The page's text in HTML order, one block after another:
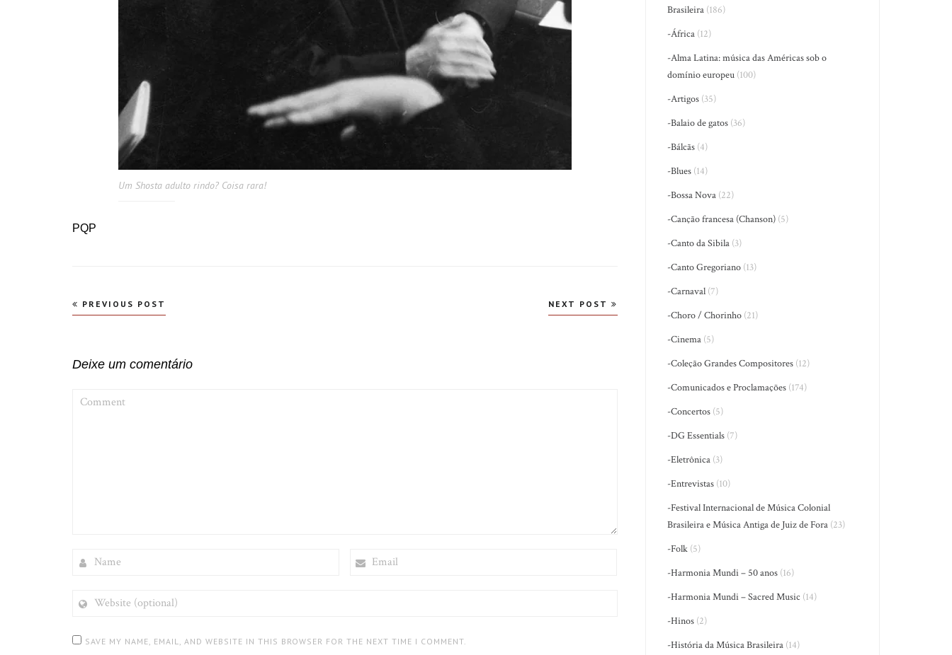
Um Shosta adulto rindo? Coisa rara!
PQP
Navegação
PREVIOUS POST NEXT POST
Deixe um comentário
(OPTIONAL)
SAVE MY NAME, EMAIL, AND WEBSITE IN THIS BROWSER FOR THE NEXT TIME I COMMENT.
Brasileira (186)
-África (12)
-Alma Latina: música das Américas sob o
domínio europeu (100)
-Artigos (35)
-Balaio de gatos (36)
-Bálcãs (4)
-Blues (14)
-Bossa Nova (22)
-Canção francesa (Chanson) (5)
-Canto da Sibila (3)
-Canto Gregoriano (13)
-Carnaval (7)
-Choro / Chorinho (21)
-Cinema (5)
-Coleção Grandes Compositores (12)
-Comunicados e Proclamações (174)
-Concertos (5)
-DG Essentials (7)
-Eletrônica (3)
-Entrevistas (10)
-Festival Internacional de Música Colonial
Brasileira e Música Antiga de Juiz de Fora (23)
-Folk (5)
-Harmonia Mundi – 50 anos (16)
-Harmonia Mundi – Sacred Music (14)
-Hinos (2)
-História da Música Brasileira (14)